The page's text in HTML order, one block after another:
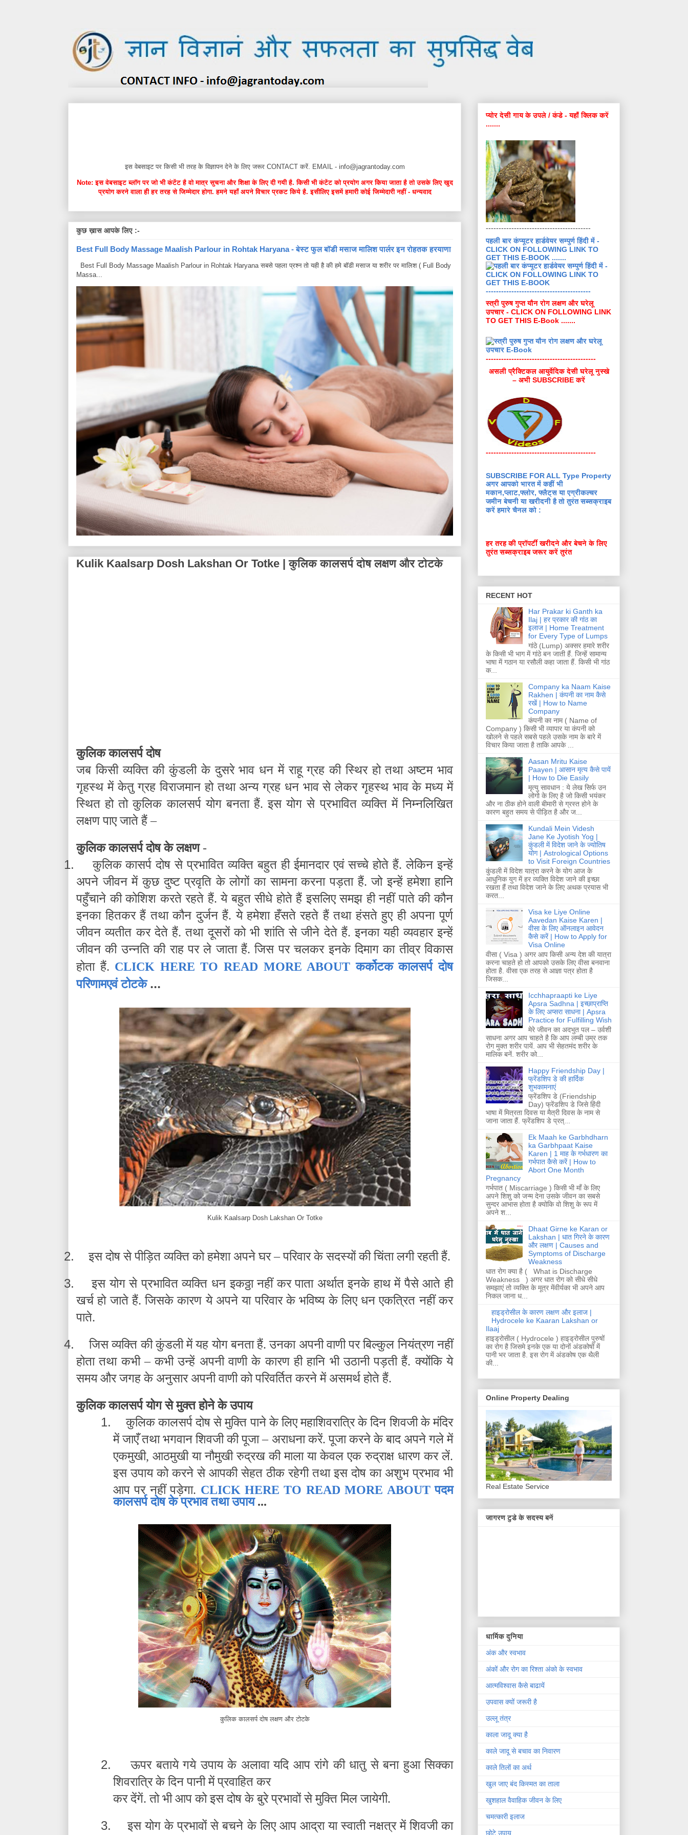
इस वेबसाइट पर किसी भी तरह के विज्ञापन देने के लिए जरूर CONTACT करें. EMAIL - info@jagrantoday.com
Note: इस वेबसाइट ब्लॉग पर जो भी कंटेंट है वो मात्र सुचना और शिक्षा के लिए दी गयी है. किसी भी कंटेंट को प्रयोग अगर किया जाता है तो उसके लिए खुद
प्रयोग करने वाला ही हर तरह से जिम्मेदार होगा. हमने यहाँ अपने विचार प्रकट किये है. इसीलिए इसमें हमारी कोई जिम्मेदारी नहीं - धन्यवाद
कुछ ख़ास आपके लिए :-
Best Full Body Massage Maalish Parlour in Rohtak Haryana - बेस्ट फुल बॉडी मसाज मालिश पार्लर इन रोहतक हरयाणा
Best Full Body Massage Maalish Parlour in Rohtak Haryana सबसे पहला प्रश्न तो यही है की हमे बॉडी मसाज या शरीर पर मालिश ( Full Body
Massa...
Kulik Kaalsarp Dosh Lakshan Or Totke | कुलिक कालसर्प दोष लक्षण और टोटके
कुलिक कालसर्प दोष
जब किसी व्यक्ति की कुंडली के दुसरे भाव धन में राहू ग्रह की स्थिर हो तथा अष्टम भाव
गृहस्थ में केतु ग्रह विराजमान हो तथा अन्य ग्रह धन भाव से लेकर गृहस्थ भाव के मध्य में
स्थित हो तो कुलिक कालसर्प योग बनता हैं. इस योग से प्रभावित व्यक्ति में निम्नलिखित
लक्षण पाए जाते हैं –
कुलिक कालसर्प दोष के लक्षण-
1.
कुलिक कासर्प दोष से प्रभावित व्यक्ति बहुत ही ईमानदार एवं सच्चे होते हैं. लेकिन इन्हें
अपने जीवन में कुछ दुष्ट प्रवृति के लोगों का सामना करना पड़ता हैं. जो इन्हें हमेशा हानि
पहुँचाने की कोशिश करते रहते हैं. ये बहुत सीधे होते हैं इसलिए समझ ही नहीं पाते की कौन
इनका हितकर हैं तथा कौन दुर्जन हैं. ये हमेशा हँसते रहते हैं तथा हंसते हुए ही अपना पूर्ण
जीवन व्यतीत कर देते हैं. तथा दूसरों को भी शांति से जीने देते हैं. इनका यही व्यवहार इन्हें
जीवन की उन्नति की राह पर ले जाता हैं. जिस पर चलकर इनके दिमाग का तीव्र विकास
होता हैं. CLICK HERE TO READ MORE ABOUTकर्कोटक कालसर्प दोष
परिणामएवं टोटके...
Kulik Kaalsarp Dosh Lakshan Or Totke
2. इस दोष से पीड़ित व्यक्ति को हमेशा अपने घर – परिवार के सदस्यों की चिंता लगी रहती हैं.
3.
इस योग से प्रभावित व्यक्ति धन इकठ्ठा नहीं कर पाता अर्थात इनके हाथ में पैसे आते ही
खर्च हो जाते हैं. जिसके कारण ये अपने या परिवार के भविष्य के लिए धन एकत्रित नहीं कर
पाते.
4.
जिस व्यक्ति की कुंडली में यह योग बनता हैं. उनका अपनी वाणी पर बिल्कुल नियंत्रण नहीं
होता तथा कभी – कभी उन्हें अपनी वाणी के कारण ही हानि भी उठानी पड़ती हैं. क्योंकि ये
समय और जगह के अनुसार अपनी वाणी को परिवर्तित करने में असमर्थ होते हैं.
कुलिक कालसर्प योग से मुक्त होने के उपाय
1.
कुलिक कालसर्प दोष से मुक्ति पाने के लिए महाशिवरात्रि के दिन शिवजी के मंदिर
में जाएँ तथा भगवान शिवजी की पूजा – अराधना करें. पूजा करने के बाद अपने गले में
एकमुखी, आठमुखी या नौमुखी रुद्रख की माला या केवल एक रुद्राक्ष धारण कर लें.
इस उपाय को करने से आपकी सेहत ठीक रहेगी तथा इस दोष का अशुभ प्रभाव भी
आप पर नहीं पड़ेगा. CLICK HERE TO READ MORE ABOUTपदम
कालसर्प दोष के प्रभाव तथा उपाय...
कुलिक कालसर्प दोष लक्षण और टोटके
2.
ऊपर बताये गये उपाय के अलावा यदि आप रांगे की धातु से बना हुआ सिक्का
शिवरात्रि के दिन पानी में प्रवाहित कर
कर देंगें. तो भी आप को इस दोष के बुरे प्रभावों से मुक्ति मिल जायेगी.
3. इस योग के प्रभावों से बचने के लिए आप आद्रा या स्वाती नक्षत्र में शिवजी का
प्योर देसी गाय के उपले / कंडे - यहाँ क्लिक करें
.......
-----------------------------------------
पहली बार कंप्यूटर हार्डवेयर सम्पुर्ण हिंदी में -
CLICK ON FOLLOWING LINK TO
GET THIS E-BOOK .......
-----------------------------------------
स्त्री पुरुष गुप्त यौन रोग लक्षण और घरेलू
उपचार - CLICK ON FOLLOWING LINK
TO GET THIS E-Book .......
-------------------------------------------
असली प्रैक्टिकल आयुर्वेदिक देसी घरेलू नुस्खे
– अभी SUBSCRIBE करें
-------------------------------------------
SUBSCRIBE FOR ALL Type Property
अगर आपको भारत में कहीं भी
मकान,प्लाट,फ्लोर, फ्लैट्स या एग्रीकल्चर
जमीन बेचनी या खरीदनी है तो तुरंत सब्सक्राइब
करें हमारे चैनल को :
हर तरह की प्रॉपर्टी खरीदने और बेचने के लिए
तुरंत सब्सक्राइब जरूर करें तुरंत
RECENT HOT
Har Prakar ki Ganth ka
Ilaj | हर प्रकार की गांठ का
इलाज | Home Treatment
for Every Type of Lumps
गांठे (Lump) अक्सर हमारे शरीर
के किसी भी भाग में गांठे बन जाती हैं. जिन्हें सामान्य
भाषा में गठान या रसौली कहा जाता हैं. किसी भी गांठ
क...
Company ka Naam Kaise
Rakhen | कंपनी का नाम कैसे
रखें | How to Name
Company
कंपनी का नाम ( Name of
Company ) किसी भी व्यापार या कंपनी को
खोलने से पहले सबसे पहले उसके नाम के बारे में
विचार किया जाता है ताकि आपके ...
Aasan Mritu Kaise
Paayen | आसान मृत्य कैसे पायें
| How to Die Easily
मृत्यु सावधान : ये लेख सिर्फ उन
लोगो के लिए है जो किसी भयंकर
और ना ठीक होने वाली बीमारी से ग्रस्त होने के
कारण बहुत समय से पीड़ित है और ज...
Kundali Mein Videsh
Jane Ke Jyotish Yog |
कुंडली में विदेश जाने के ज्योतिष
योग | Astrological Options
to Visit Foreign Countries
कुंडली में विदेश यात्रा करने के योग आज के
आधुनिक युग में हर व्यक्ति विदेश जाने की इच्छा
रखता हैं तथा विदेश जाने के लिए अथक प्रयास भी
करत...
Visa ke Liye Online
Aavedan Kaise Karen |
वीसा के लिए ऑनलाइन आवेदन
कैसे करें | How to Apply for
Visa Online
वीसा ( Visa ) अगर आप किसी अन्य देश की यात्रा
करना चाहते हो तो आपको उसके लिए वीसा बनवाना
होता है. वीसा एक तरह से आज्ञा पत्र होता है
जिसक...
Icchhapraapti ke Liye
Apsra Sadhna | इच्छाप्राप्ति
के लिए अप्सरा साधना | Apsra
Practice for Fulfilling Wish
मेरे जीवन का अदभुत पल – उर्वशी
साधना अगर आप चाहते है कि आप लम्बी उम्र तक
रोग मुक्त शरीर पायें. आप भी सेहतमंद शरीर के
मालिक बनें. शरीर को...
Happy Friendship Day |
फ्रेंडशिप डे की हार्दिक
शुभकामनाएं
फ्रेंडशिप डे (Friendship
Day) फ्रेंडशिप डे जिसे हिंदी
भाषा में मित्रता दिवस या मैत्री दिवस के नाम से
जाना जाता हैं. फ्रेंडशिप डे प्रत्...
Ek Maah ke Garbhdharn
ka Garbhpaat Kaise
Karen | 1 माह के गर्भधारण का
गर्भपात कैसे करें | How to
Abort One Month
Pregnancy
गर्भपात ( Miscarriage ) किसी भी माँ के लिए
अपने शिशु को जन्म देना उसके जीवन का सबसे
सुन्दर आभास होता है क्योकि वो शिशु के रूप में
अपने श...
Dhaat Girne ke Karan or
Lakshan | धात गिरने के कारण
और लक्षण | Causes and
Symptoms of Discharge
Weakness
धात रोग क्या है ( What is Discharge
Weakness ) अगर धात रोग को सीधे सीधे
समझाएं तो व्यक्ति के मूत्र मेंवीर्यका भी अपने आप
निकल जाना ध...
हाइड्रोसील के कारण लक्षण और इलाज |
Hydrocele ke Kaaran Lakshan or
Ilaaj
हाइड्रोसील ( Hydrocele ) हाइड्रोसील पुरुषों
का रोग है जिसमे इनके एक या दोनों अंडकोषों में
पानी भर जाता है. इस रोग में अंडकोष एक थैली
की...
Online Property Dealing
Real Estate Service
जागरण टुडे के सदस्य बनें
धार्मिक दुनिया
अंक और स्वभाव
अंकों और रोग का रिश्ता अंको के स्वभाव
आत्मविश्वास कैसे बाढायें
उपवास क्यों जरूरी है
उल्लू तंत्र
काला जादू क्या है
काले जादू से बचाव का निवारण
काले तिलों का अर्थ
खुल जाए बंद किस्मत का ताला
खुशहाल वैवाहिक जीवन के लिए
चमत्कारी इलाज
छोटे उपाय